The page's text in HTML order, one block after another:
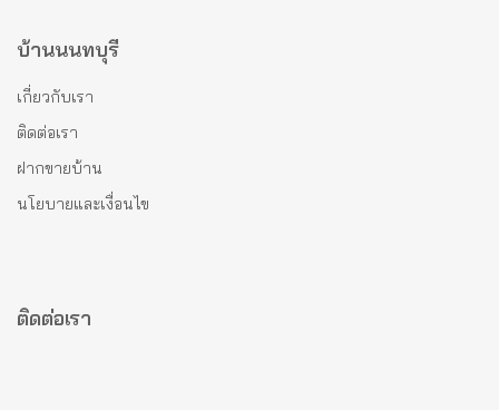
บ้านนนทบุรี
เกี่ยวกับเรา
ติดต่อเรา
ฝากขายบ้าน
นโยบายและเงื่อนไข
ติดต่อเรา